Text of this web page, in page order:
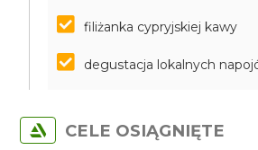
filiżanka cypryjskiej kawy
degustacja lokalnych
CELE OSIĄGNIĘTE